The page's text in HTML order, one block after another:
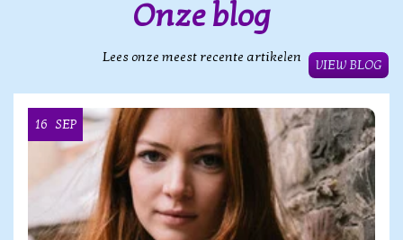
Onze blog
Lees onze meest recente artikelen
VIEW BLOG
16 SEP